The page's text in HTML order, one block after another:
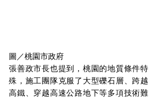
圖／桃園市政府
張善政市長也提到，桃園的地質條件特
殊，施工團隊克服了大型礫石層、跨越
高鐵、穿越高速公路地下等多項技術難